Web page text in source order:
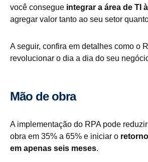
você consegue integrar a área de TI
agregar valor tanto ao seu setor
A seguir, confira em detalhes como o
revolucionar o dia a dia do seu
Mão de obra
A implementação do RPA pode
obra em 35% a 65% e iniciar o
em apenas seis meses.